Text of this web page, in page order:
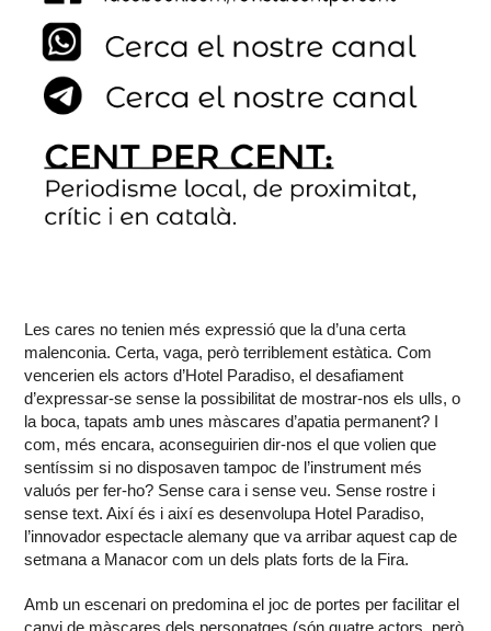
Les cares no tenien més expressió que la d’una certa
malenconia. Certa, vaga, però terriblement estàtica. Com
vencerien els actors d’Hotel Paradiso, el desafiament
d’expressar-se sense la possibilitat de mostrar-nos els ulls, o
la boca, tapats amb unes màscares d’apatia permanent? I
com, més encara, aconseguirien dir-nos el que volien que
sentíssim si no disposaven tampoc de l’instrument més
valuós per fer-ho? Sense cara i sense veu. Sense rostre i
sense text. Així és i així es desenvolupa Hotel Paradiso,
l’innovador espectacle alemany que va arribar aquest cap de
setmana a Manacor com un dels plats forts de la Fira.
Amb un escenari on predomina el joc de portes per facilitar el